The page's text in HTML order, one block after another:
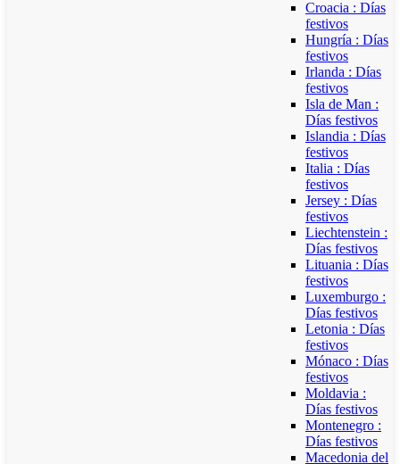
Croacia : Días
festivos
Hungría : Días
festivos
Irlanda : Días
festivos
Isla de Man :
Días festivos
Islandia : Días
festivos
Italia : Días
festivos
Jersey : Días
festivos
Liechtenstein :
Días festivos
Lituania : Días
festivos
Luxemburgo :
Días festivos
Letonia : Días
festivos
Mónaco : Días
festivos
Moldavia :
Días festivos
Montenegro :
Días festivos
Macedonia del